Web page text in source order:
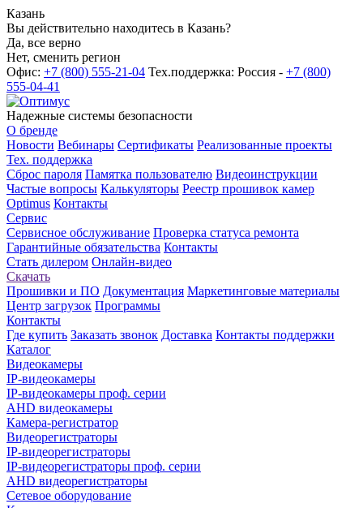
Казань
Вы действительно находитесь в Казань?
Да, все верно
Нет, сменить регион
Офис: +7 (800) 555-21-04 Тех.поддержка: Россия - +7 (800)
555-04-41
Надежные системы безопасности
О бренде
Новости Вебинары Сертификаты Реализованные проекты
Тех. поддержка
Сброс пароля Памятка пользователю Видеоинструкции
Частые вопросы Калькуляторы Реестр прошивок камер
Optimus Контакты
Сервис
Сервисное обслуживание Проверка статуса ремонта
Гарантийные обязательства Контакты
Стать дилером Онлайн-видео
Скачать
Прошивки и ПО Документация Маркетинговые материалы
Центр загрузок Программы
Контакты
Где купить Заказать звонок Доставка Контакты поддержки
Каталог
Видеокамеры
IP-видеокамеры
IP-видеокамеры проф. серии
AHD видеокамеры
Камера-регистратор
Видеорегистраторы
IP-видеорегистраторы
IP-видеорегистраторы проф. серии
AHD видеорегистраторы
Сетевое оборудование